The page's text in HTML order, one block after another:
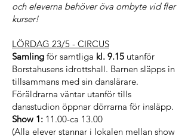
och eleverna behöver öva ombyte vid fler
kurser!
LÖRDAG 23/5 - CIRCUS
Samling för samtliga kl. 9.15 utanför
Borstahusens idrottshall. Barnen släpps in
tillsammans med sin danslärare.
Föräldrarna väntar utanför tills
dansstudion öppnar dörrarna för insläpp.
Show 1: 11.00-ca 13.00
(Alla elever stannar i lokalen mellan show